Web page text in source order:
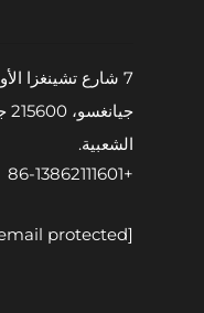
7 شارع تشينغزا
الشعبية.
+86-13862111601
[email protected]